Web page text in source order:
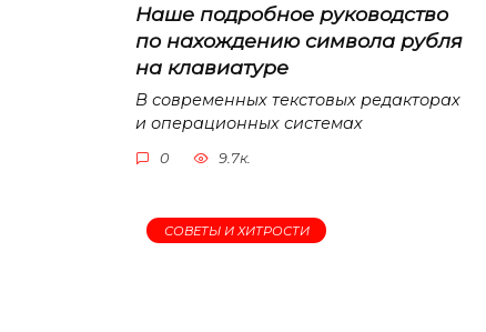
Наше подробное руководство
по нахождению символа рубля
на клавиатуре
В современных текстовых редакторах
и операционных системах
0 9.7к.
СОВЕТЫ И ХИТРОСТИ